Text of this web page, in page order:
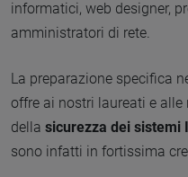
informatici, web designer,
amministratori di rete.
La preparazione specifica
offre ai nostri laureati e
della sicurezza dei sistemi
sono infatti in fortissima